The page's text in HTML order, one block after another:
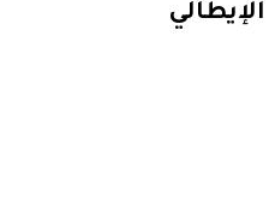
الإيطالي